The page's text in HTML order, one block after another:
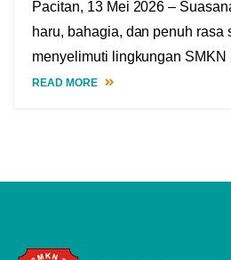
Pacitan, 13 Mei 2026 –
haru, bahagia, dan penuh rasa
menyelimuti lingkungan
READ MORE